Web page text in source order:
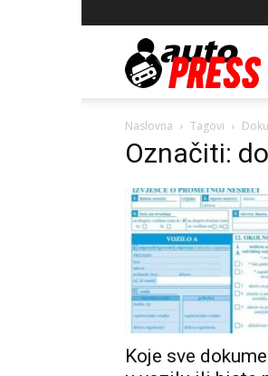
Naslovna Tagovi
Označiti:
Koje sve